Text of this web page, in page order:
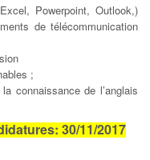
Powerpoint, Outlook,)
de télécommunication
;
connaissance de l’anglais
30/11/2017